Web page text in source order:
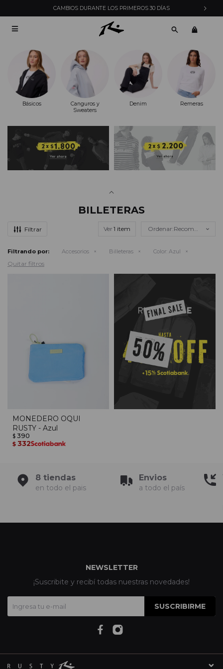
CAMBIOS DURANTE LOS PRIMEROS 30 DÍAS

Básicos
Canguros y
Sweaters
Denim Remeras
BILLETERAS
Ver Recomendados
Filtrando por: Accesorios Billeteras Color: Azul
Quitar filtros
MONEDERO OQUI
RUSTY - Azul
$ 390
$ 332
8 tiendas
en todo el pais
Envios
a todo el país
NEWSLETTER
¡Suscribite y recibí todas nuestras novedades!
SUSCRIBIRME